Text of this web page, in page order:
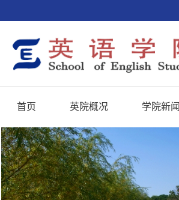
首页 英院概况 学院新闻